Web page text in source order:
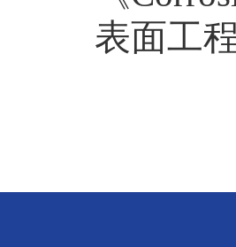
表面工